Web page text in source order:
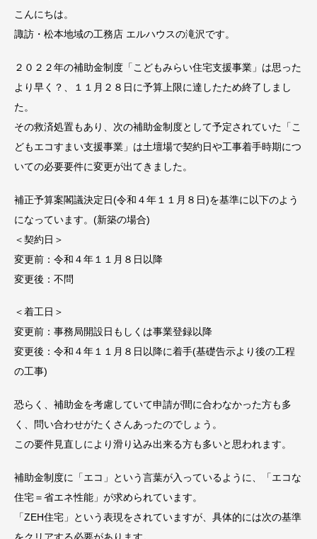
こんにちは。
諏訪・松本地域の工務店 エルハウスの滝沢です。
２０２２年の補助金制度「こどもみらい住宅支援事業」は思った
より早く？、１１月２８日に予算上限に達したため終了しまし
た。
その救済処置もあり、次の補助金制度として予定されていた「こ
どもエコすまい支援事業」は土壇場で契約日や工事着手時期につ
いての必要要件に変更が出てきました。
補正予算案閣議決定日(令和４年１１月８日)を基準に以下のよう
になっています。(新築の場合)
＜契約日＞
変更前：令和４年１１月８日以降
変更後：不問
＜着工日＞
変更前：事務局開設日もしくは事業登録以降
変更後：令和４年１１月８日以降に着手(基礎告示より後の工程
の工事)
恐らく、補助金を考慮していて申請が間に合わなかった方も多
く、問い合わせがたくさんあったのでしょう。
この要件見直しにより滑り込み出来る方も多いと思われます。
補助金制度に「エコ」という言葉が入っているように、「エコな
住宅＝省エネ性能」が求められています。
「ZEH住宅」という表現をされていますが、具体的には次の基準